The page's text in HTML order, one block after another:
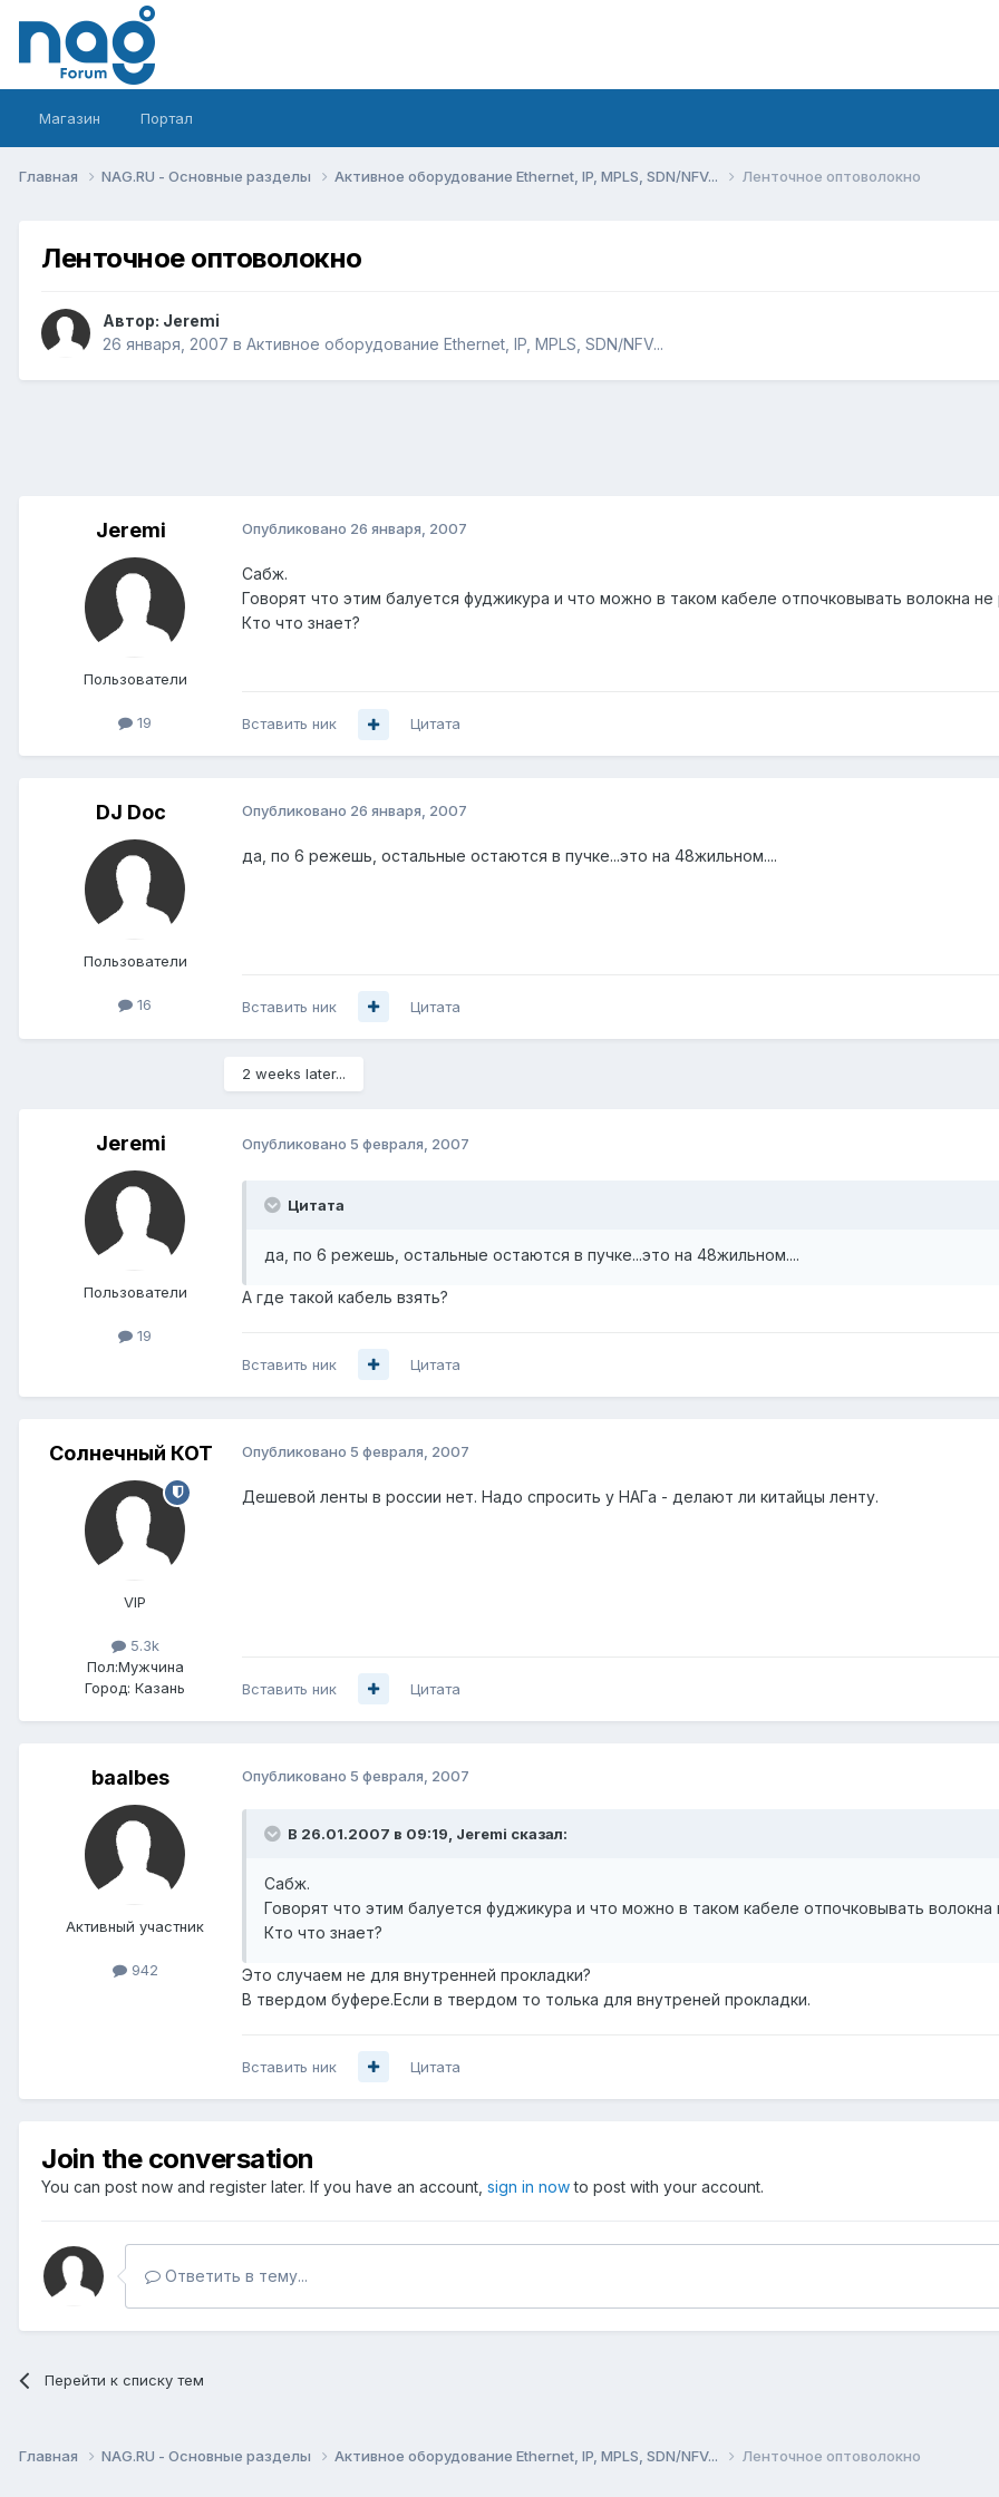
Магазин Портал
Главная NAG.RU - Основные разделы Активное оборудование Ethernet, IP, MPLS, SDN/NFV... Ленточное оптоволокно
Ленточное оптоволокно
Автор: Jeremi
26 января, 2007 в Активное оборудование Ethernet, IP, MPLS, SDN/NFV...
Jeremi
Пользователи
19
Опубликовано 26 января, 2007
Сабж.
Говорят что этим балуется фуджикура и что можно в таком кабеле отпочковывать волокна не
Кто что знает?
Вставить ник Цитата
DJ Doc
Пользователи
16
Опубликовано 26 января, 2007
да, по 6 режешь, остальные остаются в пучке...это на 48жильном....
Вставить ник Цитата
2 weeks later...
Jeremi
Пользователи
19
Опубликовано 5 февраля, 2007
Цитата
да, по 6 режешь, остальные остаются в пучке...это на 48жильном....
А где такой кабель взять?
Вставить ник Цитата
Солнечный КОТ
VIP
5.3k
Пол:Мужчина
Город: Казань
Опубликовано 5 февраля, 2007
Дешевой ленты в россии нет. Надо спросить у НАГа - делают ли китайцы ленту.
Вставить ник Цитата
baalbes
Активный участник
942
Опубликовано 5 февраля, 2007
В 26.01.2007 в 09:19, Jeremi сказал:
Сабж.
Говорят что этим балуется фуджикура и что можно в таком кабеле отпочковывать волокна
Кто что знает?
Это случаем не для внутренней прокладки?
В твердом буфере.Если в твердом то толька для внутреней прокладки.
Вставить ник Цитата
Join the conversation
You can post now and register later. If you have an account, sign in nowto post with your account.
Ответить в тему...
Перейти к списку тем
Главная NAG.RU - Основные разделы Активное оборудование Ethernet, IP, MPLS, SDN/NFV... Ленточное оптоволокно